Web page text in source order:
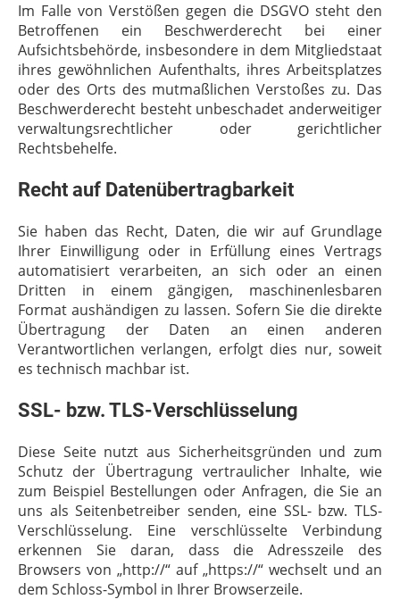
Im Falle von Verstößen gegen die DSGVO steht den
Betroffenen ein Beschwerderecht bei einer
Aufsichtsbehörde, insbesondere in dem Mitgliedstaat
ihres gewöhnlichen Aufenthalts, ihres Arbeitsplatzes
oder des Orts des mutmaßlichen Verstoßes zu. Das
Beschwerderecht besteht unbeschadet anderweitiger
verwaltungsrechtlicher oder gerichtlicher
Rechtsbehelfe.
Recht auf Datenübertragbarkeit
Sie haben das Recht, Daten, die wir auf Grundlage
Ihrer Einwilligung oder in Erfüllung eines Vertrags
automatisiert verarbeiten, an sich oder an einen
Dritten in einem gängigen, maschinenlesbaren
Format aushändigen zu lassen. Sofern Sie die direkte
Übertragung der Daten an einen anderen
Verantwortlichen verlangen, erfolgt dies nur, soweit
es technisch machbar ist.
SSL- bzw. TLS-Verschlüsselung
Diese Seite nutzt aus Sicherheitsgründen und zum
Schutz der Übertragung vertraulicher Inhalte, wie
zum Beispiel Bestellungen oder Anfragen, die Sie an
uns als Seitenbetreiber senden, eine SSL- bzw. TLS-
Verschlüsselung. Eine verschlüsselte Verbindung
erkennen Sie daran, dass die Adresszeile des
Browsers von „http://“ auf „https://“ wechselt und an
dem Schloss-Symbol in Ihrer Browserzeile.